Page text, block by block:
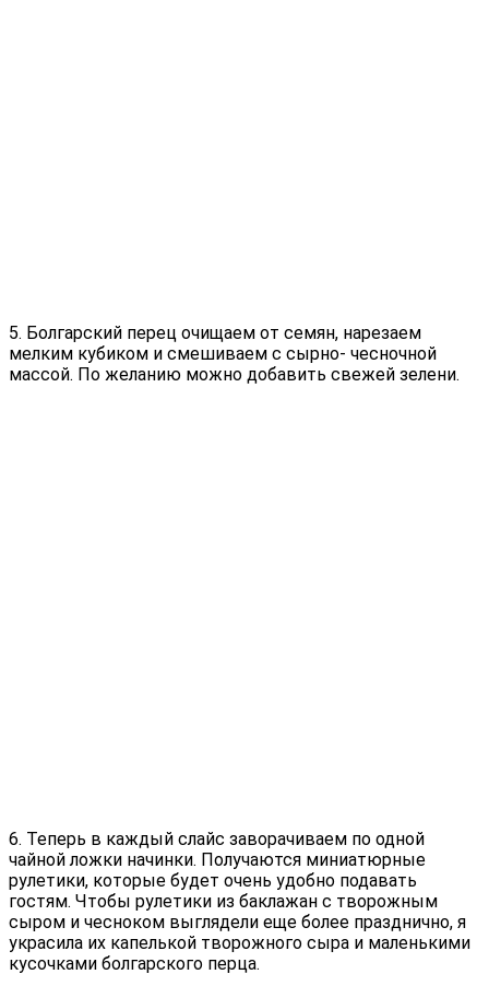
5. Болгарский перец очищаем от семян, нарезаем
мелким кубиком и смешиваем с сырно- чесночной
массой. По желанию можно добавить свежей зелени.
6. Теперь в каждый слайс заворачиваем по одной
чайной ложки начинки. Получаются миниатюрные
рулетики, которые будет очень удобно подавать
гостям. Чтобы рулетики из баклажан с творожным
сыром и чесноком выглядели еще более празднично, я
украсила их капелькой творожного сыра и маленькими
кусочками болгарского перца.